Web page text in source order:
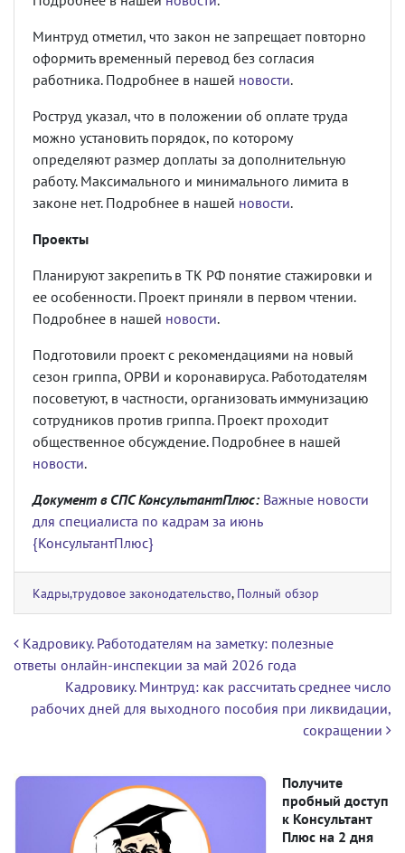
Минтруд отметил, что закон не запрещает повторно
оформить временный перевод без согласия
работника. Подробнее в нашей новости.
Роструд указал, что в положении об оплате труда
можно установить порядок, по которому
определяют размер доплаты за дополнительную
работу. Максимального и минимального лимита в
законе нет. Подробнее в нашей новости.
Проекты
Планируют закрепить в ТК РФ понятие стажировки и
ее особенности. Проект приняли в первом чтении.
Подробнее в нашей новости.
Подготовили проект с рекомендациями на новый
сезон гриппа, ОРВИ и коронавируса. Работодателям
посоветуют, в частности, организовать иммунизацию
сотрудников против гриппа. Проект проходит
общественное обсуждение. Подробнее в нашей
новости.
Документ в СПС КонсультантПлюс: Важные новости
для специалиста по кадрам за июнь
{КонсультантПлюс}
Кадры,трудовое законодательство, Полный обзор
Навигация по записям
Кадровику. Работодателям на заметку: полезные
ответы онлайн-инспекции за май 2026 года
Кадровику. Минтруд: как рассчитать среднее число
рабочих дней для выходного пособия при ликвидации,
сокращении
Получите
пробный доступ
к Консультант
Плюс на 2 дня